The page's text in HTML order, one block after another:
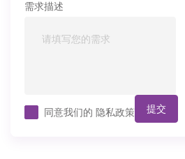
需求描述
同意我们的 隐私政策 提交